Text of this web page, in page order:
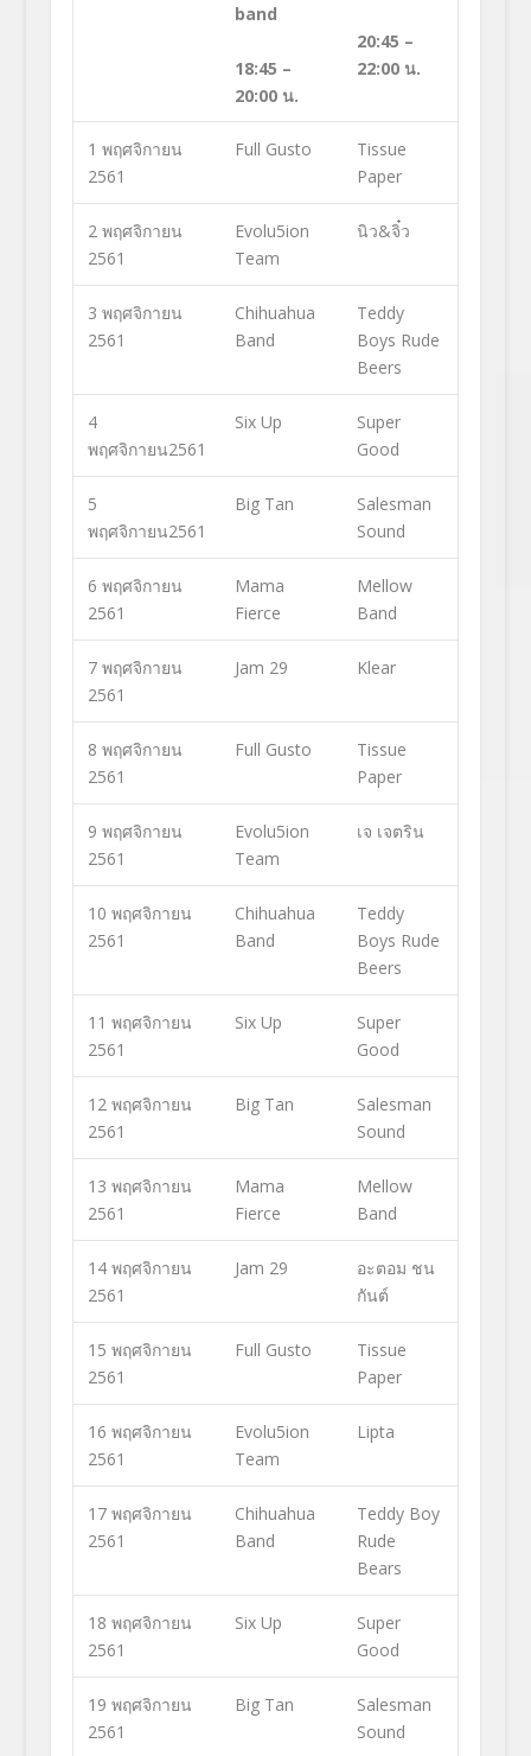
band
18:45 –
20:00 น.
20:45 –
22:00 น.
1 พฤศจิกายน
2561
Full Gusto
Tissue
Paper
2 พฤศจิกายน
2561
Evolu5ion
Team
นิว&จิ๋ว
3 พฤศจิกายน
2561
Chihuahua
Band
Teddy
Boys Rude
Beers
4
พฤศจิกายน2561
Six Up
Super
Good
5
พฤศจิกายน2561
Big Tan
Salesman
Sound
6 พฤศจิกายน
2561
Mama
Fierce
Mellow
Band
7 พฤศจิกายน
2561
Jam 29 Klear
8 พฤศจิกายน
2561
Full Gusto
Tissue
Paper
9 พฤศจิกายน
2561
Evolu5ion
Team
เจ เจตริน
10 พฤศจิกายน
2561
Chihuahua
Band
Teddy
Boys Rude
Beers
11 พฤศจิกายน
2561
Six Up
Super
Good
12 พฤศจิกายน
2561
Big Tan
Salesman
Sound
13 พฤศจิกายน
2561
Mama
Fierce
Mellow
Band
14 พฤศจิกายน
2561
Jam 29
อะตอม ชน
กันต์
15 พฤศจิกายน
2561
Full Gusto
Tissue
Paper
16 พฤศจิกายน
2561
Evolu5ion
Team
Lipta
17 พฤศจิกายน
2561
Chihuahua
Band
Teddy Boy
Rude
Bears
18 พฤศจิกายน
2561
Six Up
Super
Good
19 พฤศจิกายน
2561
Big Tan
Salesman
Sound